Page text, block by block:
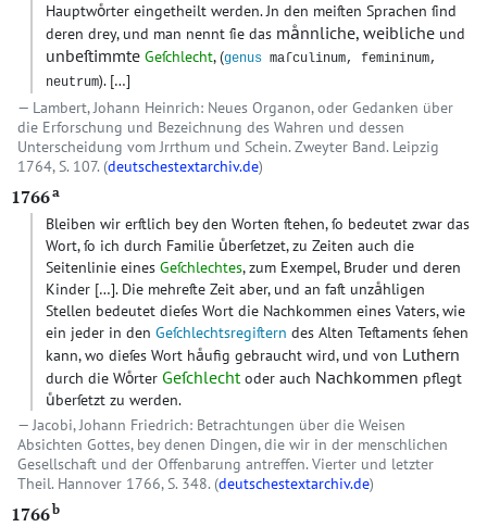
Hauptwoͤrter eingetheilt werden. Jn den meiſten Sprachen ſind
deren drey, und man nennt ſie das maͤnnliche, weibliche und
unbeſtimmte Geſchlecht, (genus maſculinum, femininum,
neutrum). […]
Lambert, Johann Heinrich: Neues Organon, oder Gedanken über
die Erforschung und Bezeichnung des Wahren und dessen
Unterscheidung vom Jrrthum und Schein. Zweyter Band. Leipzig
1764, S. 107. (deutschestextarchiv.de)
1766a
Bleiben wir erſtlich bey den Worten ſtehen, ſo bedeutet zwar das
Wort, ſo ich durch Familie uͤberſetzet, zu Zeiten auch die
Seitenlinie eines Geſchlechtes, zum Exempel, Bruder und deren
Kinder […]. Die mehreſte Zeit aber, und an faſt unzaͤhligen
Stellen bedeutet dieſes Wort die Nachkommen eines Vaters, wie
ein jeder in den Geſchlechtsregiſtern des Alten Teſtaments ſehen
kann, wo dieſes Wort haͤufig gebraucht wird, und von Luthern
durch die Woͤrter Geſchlechtoder auch Nachkommen pflegt
uͤberſetzt zu werden.
Jacobi, Johann Friedrich: Betrachtungen über die Weisen
Absichten Gottes, bey denen Dingen, die wir in der menschlichen
Gesellschaft und der Offenbarung antreffen. Vierter und letzter
Theil. Hannover 1766, S. 348. (deutschestextarchiv.de)
1766b